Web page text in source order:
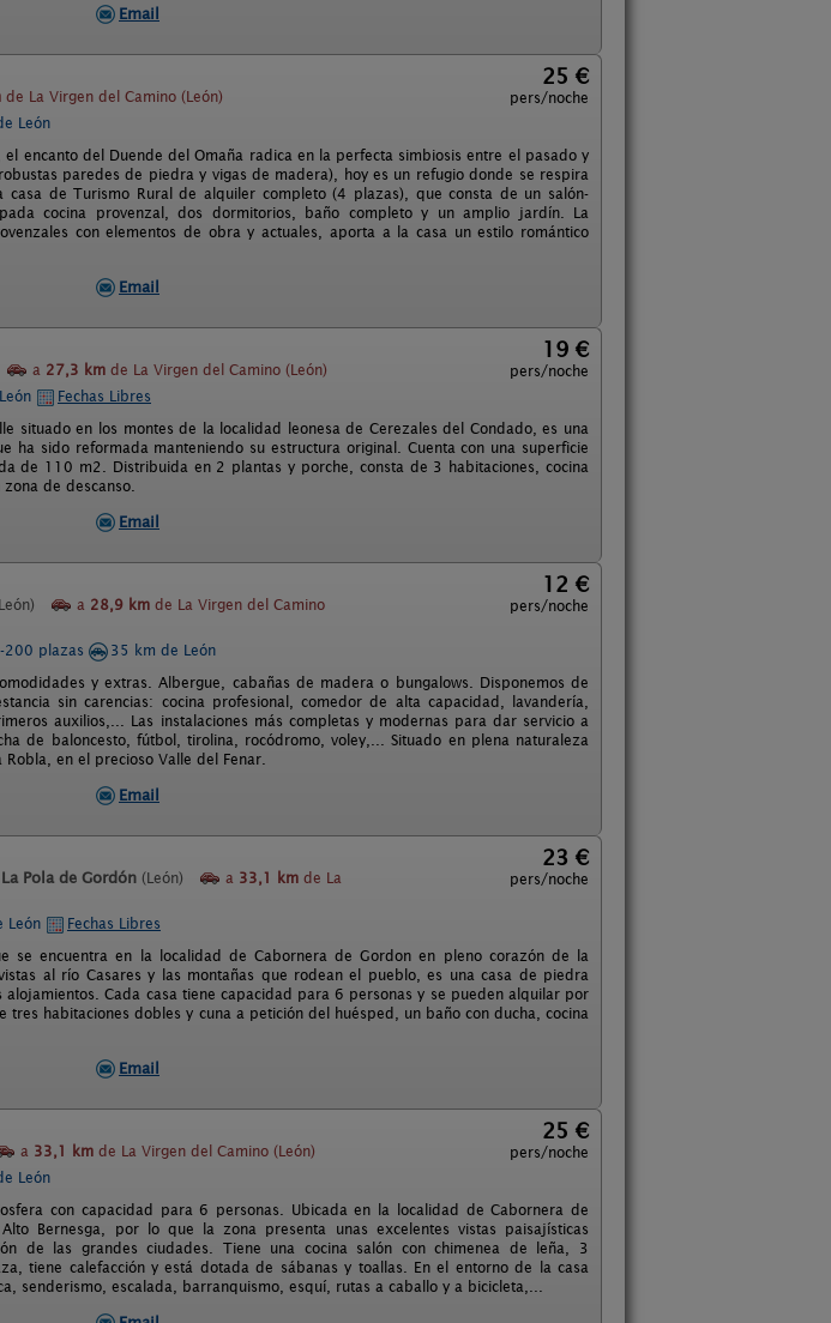
Email
de La Virgen del Camino (León)
25 €
pers/noche
León
encanto del Duende del Omaña radica en la perfecta simbiosis entre el pasado y
paredes de piedra y vigas de madera), hoy es un refugio donde se respira
casa de Turismo Rural de alquiler completo (4 plazas), que consta de un salón-
cocina provenzal, dos dormitorios, baño completo y un amplio jardín. La
con elementos de obra y actuales, aporta a la casa un estilo romántico
Email
a 27,3 km de La Virgen del Camino (León)
19 €
pers/noche
Fechas Libres
situado en los montes de la localidad leonesa de Cerezales del Condado, es una
ha sido reformada manteniendo su estructura original. Cuenta con una superficie
de 110 m2. Distribuida en 2 plantas y porche, consta de 3 habitaciones, cocina
de descanso.
Email
a 28,9 km de La Virgen del Camino
12 €
pers/noche
200 plazas
35 km de León
y extras. Albergue, cabañas de madera o bungalows. Disponemos de
sin carencias: cocina profesional, comedor de alta capacidad, lavandería,
auxilios,... Las instalaciones más completas y modernas para dar servicio a
de baloncesto, fútbol, tirolina, rocódromo, voley,... Situado en plena naturaleza
en el precioso Valle del Fenar.
Email
Pola de Gordón (León) a 33,1 km de La
23 €
pers/noche
León
Fechas Libres
se encuentra en la localidad de Cabornera de Gordon en pleno corazón de la
al río Casares y las montañas que rodean el pueblo, es una casa de piedra
Cada casa tiene capacidad para 6 personas y se pueden alquilar por
tres habitaciones dobles y cuna a petición del huésped, un baño con ducha, cocina
Email
a 33,1 km de La Virgen del Camino (León)
25 €
pers/noche
León
con capacidad para 6 personas. Ubicada en la localidad de Cabornera de
Bernesga, por lo que la zona presenta unas excelentes vistas paisajísticas
de las grandes ciudades. Tiene una cocina salón con chimenea de leña, 3
tiene calefacción y está dotada de sábanas y toallas. En el entorno de la casa
senderismo, escalada, barranquismo, esquí, rutas a caballo y a bicicleta,...